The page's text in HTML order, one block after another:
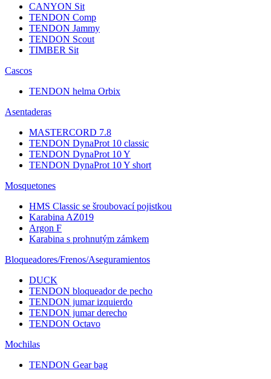
CANYON Sit
TENDON Comp
TENDON Jammy
TENDON Scout
TIMBER Sit
Cascos
TENDON helma Orbix
Asentaderas
MASTERCORD 7.8
TENDON DynaProt 10 classic
TENDON DynaProt 10 Y
TENDON DynaProt 10 Y short
Mosquetones
HMS Classic se šroubovací pojistkou
Karabina AZ019
Argon F
Karabina s prohnutým zámkem
Bloqueadores/Frenos/Aseguramientos
DUCK
TENDON bloqueador de pecho
TENDON jumar izquierdo
TENDON jumar derecho
TENDON Octavo
Mochilas
TENDON Gear bag